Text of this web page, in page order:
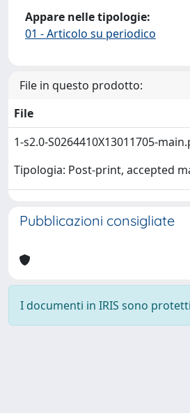
Appare nelle tipologie:
01 - Articolo su periodico
File in questo prodotto:
File
1-s2.0-S0264410X13011705-
Tipologia: Post-print, accepted
Pubblicazioni consigliate
I documenti in IRIS sono